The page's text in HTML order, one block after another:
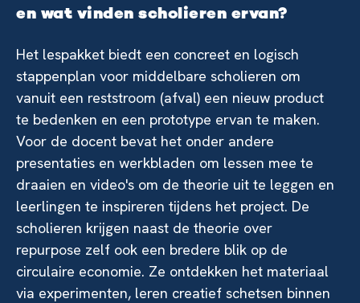
en wat vinden scholieren ervan?
Het lespakket biedt een concreet en logisch
stappenplan voor middelbare scholieren om
vanuit een reststroom (afval) een nieuw product
te bedenken en een prototype ervan te maken.
Voor de docent bevat het onder andere
presentaties en werkbladen om lessen mee te
draaien en video's om de theorie uit te leggen en
leerlingen te inspireren tijdens het project. De
scholieren krijgen naast de theorie over
repurpose zelf ook een bredere blik op de
circulaire economie. Ze ontdekken het materiaal
via experimenten, leren creatief schetsen binnen